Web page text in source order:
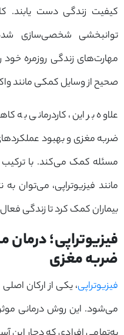
کیفیت زندگی دست یابند.
توانبخشی شخصی‌سازی
مهارت‌های زندگی روزمره خود
صحیح از وسایل کمکی مانند
علاوه بر این، کاردرمانی
ضربه مغزی و بهبود
مسئله کمک می‌کند. با ترکیب
مانند فیزیوتراپی، می‌توان
بیماران کمک کرد تا زندگی
فیزیوتراپی؛
ضربه مغزی
فیزیوتراپی، یکی از ارکان
می‌شود. این روش درمانی